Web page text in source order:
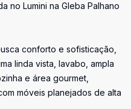
no Lumini na Gleba Palhano
conforto e sofisticação,
linda vista, lavabo, ampla
e área gourmet,
móveis planejados de alta